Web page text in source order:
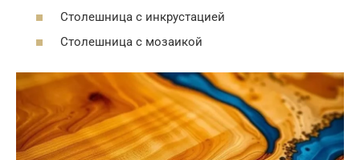
Столешница с инкрустацией
Столешница с мозаикой